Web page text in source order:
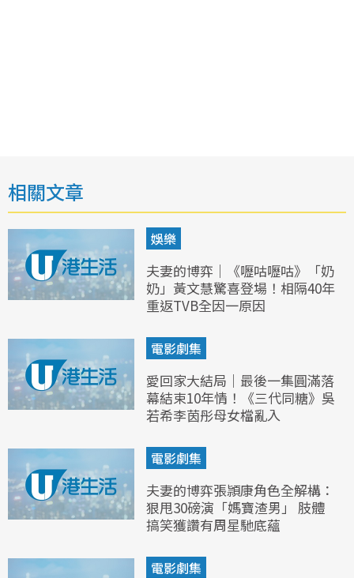
相關文章
娛樂
夫妻的博弈｜《嚦咕嚦咕》「奶
奶」黃文慧驚喜登場！相隔40年
重返TVB全因一原因
電影劇集
愛回家大結局｜最後一集圓滿落
幕結束10年情！《三代同糖》吳
若希李茵彤母女檔亂入
電影劇集
夫妻的博弈張頴康角色全解構：
狠甩30磅演「媽寶渣男」 肢體
搞笑獲讚有周星馳底蘊
電影劇集